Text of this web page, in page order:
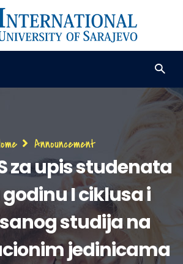
Announcement
za upis studenata
I ciklusa i
studija na
jedinicama